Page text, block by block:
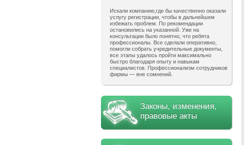
Искали компанию,где бы качественно оказали
услугу регистрации, чтобы в дальнейшем
избежать проблем. По рекомендации
остановились на указанной. Уже на
консультации было понятно, что ребята
профессионалы. Все сделали оперативно,
помогли собрать учредительные документы,
все этапы удалось пройти максимально
быстро благодаря опыту и навыкам
специалистов. Профессионализм сотрудников
фирмы — вне сомнений.
Законы, изменения,
правовые акты